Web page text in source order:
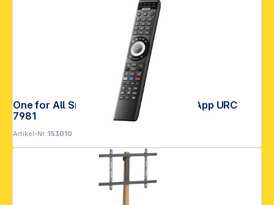
One for All Smart Control 8 Advance App URC
7981
Artikel-Nr.:153010